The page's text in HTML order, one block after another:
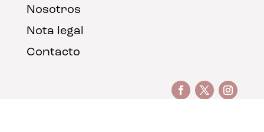
Nosotros
Nota legal
Contacto